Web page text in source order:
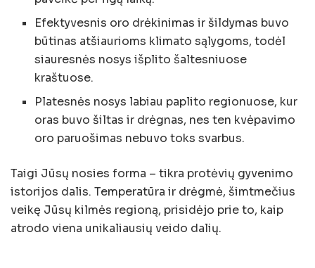
Efektyvesnis oro drėkinimas ir šildymas buvo
būtinas atšiaurioms klimato sąlygoms, todėl
siauresnės nosys išplito šaltesniuose
kraštuose.
Platesnės nosys labiau paplito regionuose, kur
oras buvo šiltas ir drėgnas, nes ten kvėpavimo
oro paruošimas nebuvo toks svarbus.
Taigi Jūsų nosies forma – tikra protėvių gyvenimo
istorijos dalis. Temperatūra ir drėgmė, šimtmečius
veikę Jūsų kilmės regioną, prisidėjo prie to, kaip
atrodo viena unikaliausių veido dalių.